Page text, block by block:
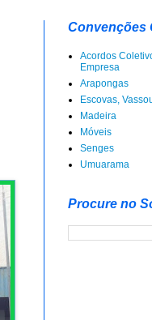
Convenções
Acordos
Empresa
Arapongas
Escovas,
Madeira
Móveis
Senges
Umuarama
Procure no